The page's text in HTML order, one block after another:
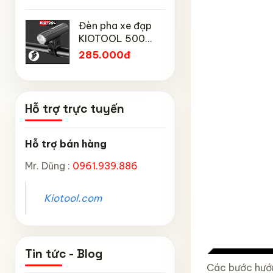
Chống Bụi, Chống
Tia UV, Có Phản
Quang & Lỗ Khóa
Chống Bay
Đèn pha xe đạp
KIOTOOL 500
Lumen chống
285.000đ
Hỗ trợ trực tuyến
Hỗ trợ bán hàng
Mr. Dũng : 0961.939.886
Kiotool.com
Tin tức - Blog
Các bước